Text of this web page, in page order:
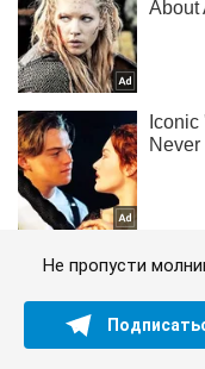
Не пропусти